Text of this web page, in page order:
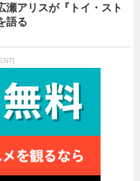
瀬アリスが『トイ・スト
語る